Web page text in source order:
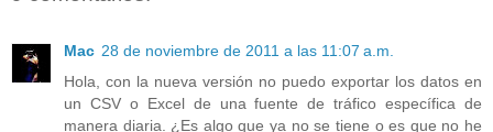
Mac 28 de noviembre de 2011 a las 11:07 a.m.
Hola, con la nueva versión no puedo exportar los datos en
un CSV o Excel de una fuente de tráfico específica de
manera diaria. ¿Es algo que ya no se tiene o es que no he